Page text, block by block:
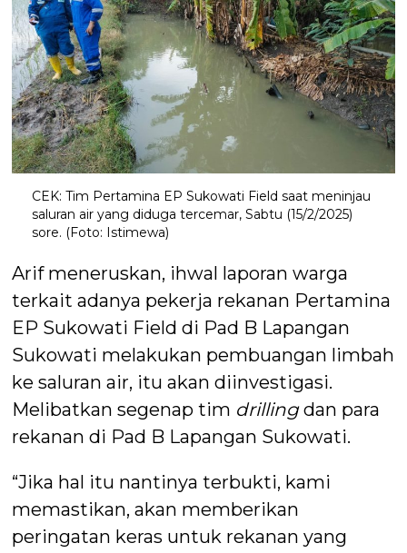
CEK: Tim Pertamina EP Sukowati Field saat meninjau
saluran air yang diduga tercemar, Sabtu (15/2/2025)
sore. (Foto: Istimewa)
Arif meneruskan, ihwal laporan warga
terkait adanya pekerja rekanan Pertamina
EP Sukowati Field di Pad B Lapangan
Sukowati melakukan pembuangan limbah
ke saluran air, itu akan diinvestigasi.
Melibatkan segenap tim drillingdan para
rekanan di Pad B Lapangan Sukowati.
“Jika hal itu nantinya terbukti, kami
memastikan, akan memberikan
peringatan keras untuk rekanan yang